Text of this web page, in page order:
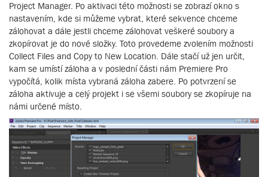
Project Manager. Po aktivaci této možnosti se zobrazí okno s
nastavením, kde si můžeme vybrat, které sekvence chceme
zálohovat a dále jestli chceme zálohovat veškeré soubory a
zkopírovat je do nové složky. Toto provedeme zvolením možnosti
Collect Files and Copy to New Location. Dále stačí už jen určit,
kam se umístí záloha a v poslední části nám Premiere Pro
vypočítá, kolik místa vybraná záloha zabere. Po potvrzení se
záloha aktivuje a celý projekt i se všemi soubory se zkopíruje na
námi určené místo.